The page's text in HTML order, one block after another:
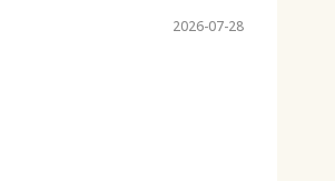
2026-07-28